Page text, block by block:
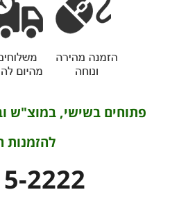
פתוחים בשישי, במוצ"ש
להזמנות